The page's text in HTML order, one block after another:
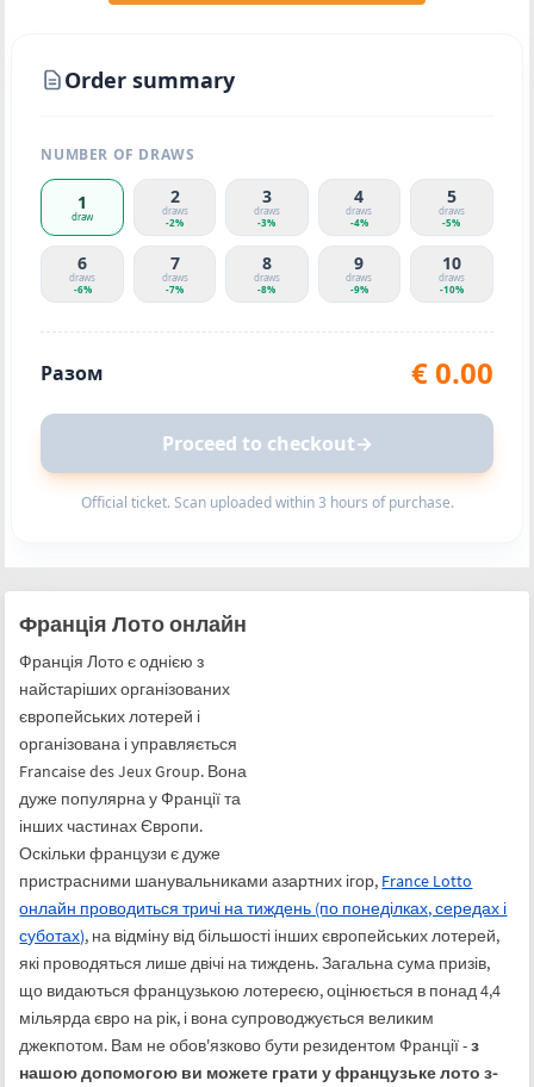
Order summary
NUMBER OF DRAWS
1
draw
2
draws
-2%
3
draws
-3%
4
draws
-4%
5
draws
-5%
6
draws
-6%
7
draws
-7%
8
draws
-8%
9
draws
-9%
10
draws
-10%
Разом €0.00
Proceed to checkout→
Official ticket. Scan uploaded within 3 hours of purchase.
Франція Лото онлайн
Франція Лото є однією з
найстаріших організованих
європейських лотерей і
організована і управляється
Francaise des Jeux Group. Вона
дуже популярна у Франції та
інших частинах Європи.
Оскільки французи є дуже
пристрасними шанувальниками азартних ігор, France Lotto
онлайн проводиться тричі на тиждень (по понеділках, середах і
суботах), на відміну від більшості інших європейських лотерей,
які проводяться лише двічі на тиждень. Загальна сума призів,
що видаються французькою лотереєю, оцінюється в понад 4,4
мільярда євро на рік, і вона супроводжується великим
джекпотом. Вам не обов'язково бути резидентом Франції -з
нашою допомогою ви можете грати у французьке лото з-